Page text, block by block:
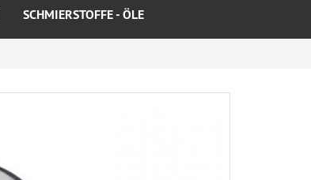
SCHMIERSTOFFE - ÖLE